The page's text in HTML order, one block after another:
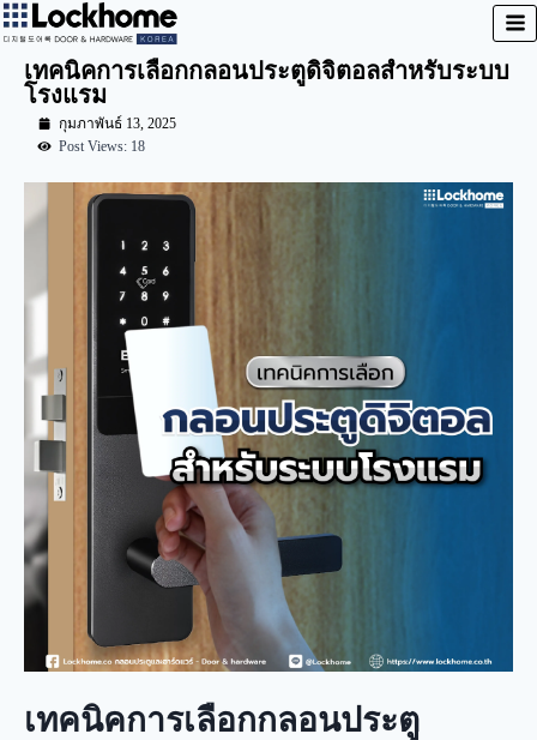
เทคนิคการเลือกกลอนประตูดิจิตอลสำหรับระบบ
โรงแรม
กุมภาพันธ์ 13, 2025
Post Views: 18
เทคนิคการเลือกกลอนประตู